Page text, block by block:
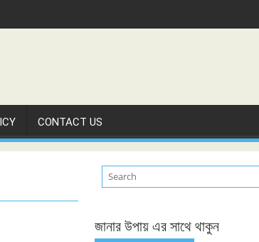
CONTACT US
জানার উপায় এর সাথে থাকুন